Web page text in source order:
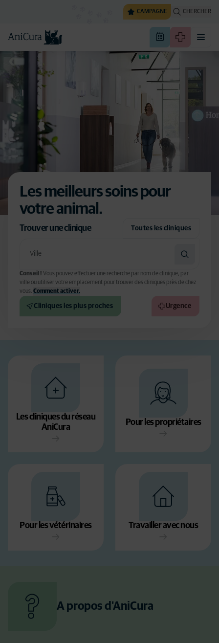
CAMPAGNE CHERCHER
Les meilleurs soins pour
votre animal.
Trouver une clinique Toutes les cliniques
Conseil ! Vous pouvez effectuer une recherche par nom de clinique, par
ville ou utiliser votre emplacement pour trouver des cliniques près de chez
vous. Comment activer.
Cliniques les plus proches Urgence
Les cliniques du réseau
AniCura
Pour les propriétaires
Pour les vétérinaires Travailler avec nous
A propos d'AniCura